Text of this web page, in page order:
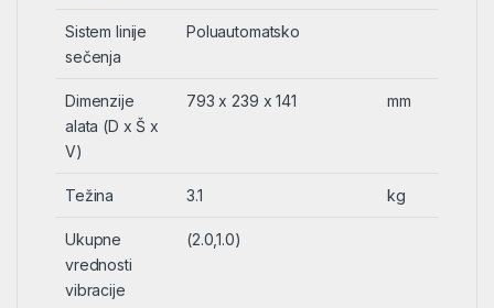
Sistem linije
sečenja
Poluautomatsko
Dimenzije
alata (D x Š x
V)
793 x 239 x 141 mm
Težina 3.1 kg
Ukupne
vrednosti
vibracije
(2.0,1.0)